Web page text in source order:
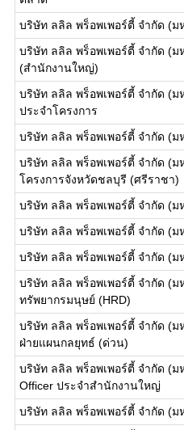
บริษัท ลลิล พร็อพเพอร์ตี้ จำกัด (ม
บริษัท ลลิล พร็อพเพอร์ตี้ จำกัด (ม
(สำนักงานใหญ่)
บริษัท ลลิล พร็อพเพอร์ตี้ จำกัด (ม
ประจำโครงการ
บริษัท ลลิล พร็อพเพอร์ตี้ จำกัด (ม
บริษัท ลลิล พร็อพเพอร์ตี้ จำกัด (ม
โครงการจังหวัดชลบุรี (ศรีราชา)
บริษัท ลลิล พร็อพเพอร์ตี้ จำกัด (ม
บริษัท ลลิล พร็อพเพอร์ตี้ จำกัด (ม
บริษัท ลลิล พร็อพเพอร์ตี้ จำกัด (ม
บริษัท ลลิล พร็อพเพอร์ตี้ จำกัด (ม
ทรัพยากรมนุษย์ (HRD)
บริษัท ลลิล พร็อพเพอร์ตี้ จำกัด (ม
ฝ่ายแผนกลยุทธ์ (ด่วน)
บริษัท ลลิล พร็อพเพอร์ตี้ จำกัด (ม
Officer ประจำสำนักงานใหญ่
บริษัท ลลิล พร็อพเพอร์ตี้ จำกัด (ม